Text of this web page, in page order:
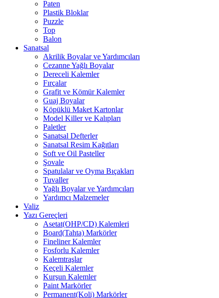
Paten
Plastik Bloklar
Puzzle
Top
Balon
Sanatsal
Akrilik Boyalar ve Yardımcıları
Cezanne Yağlı Boyalar
Dereceli Kalemler
Fırçalar
Grafit ve Kömür Kalemler
Guaj Boyalar
Köpüklü Maket Kartonlar
Model Killer ve Kalıpları
Paletler
Sanatsal Defterler
Sanatsal Resim Kağıtları
Soft ve Oil Pasteller
Şovale
Spatulalar ve Oyma Bıçakları
Tuvaller
Yağlı Boyalar ve Yardımcıları
Yardımcı Malzemeler
Valiz
Yazı Gereçleri
Asetat(OHP/CD) Kalemleri
Board(Tahta) Markörler
Fineliner Kalemler
Fosforlu Kalemler
Kalemtraşlar
Keçeli Kalemler
Kurşun Kalemler
Paint Markörler
Permanent(Koli) Markörler